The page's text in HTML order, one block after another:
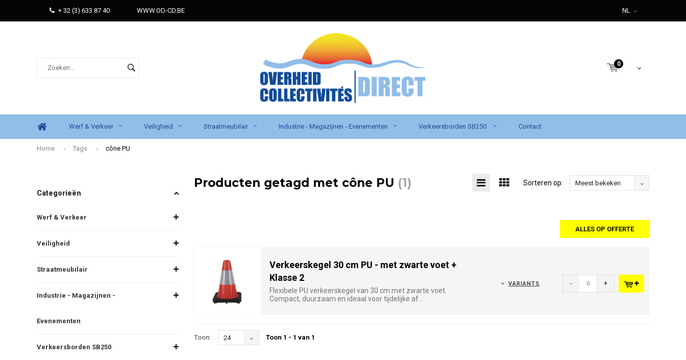
+ 32 (3) 633 87 40 WWW.OD-CD.BE NL
0
Werf & Verkeer Veiligheid Straatmeubilair Industrie - Magazijnen - Evenementen Verkeersborden SB250 Contact
Home Tags cône PU
Categorieën
Werf & Verkeer
Veiligheid
Straatmeubilair
Industrie - Magazijnen -
Evenementen
Verkeersborden SB250
Producten getagd met cône PU (1) Sorteren op: Meest bekeken
ALLES OP OFFERTE
Verkeerskegel 30 cm PU - met zwarte voet +
Klasse 2
Flexibele PU verkeerskegel van 30 cm met zwarte voet.
Compact, duurzaam en ideaal voor tijdelijke af...
VARIANTS - +
Toon: 24 Toon 1 - 1 van 1